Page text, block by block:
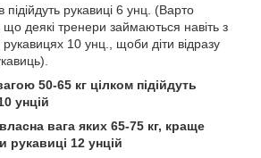
підійдуть рукавиці 6 унц. (Варто
що деякі тренери займаються навіть з
10 унц., щоби діти відразу
50-65 кг цілком підійдуть
унцій
вага яких 65-75 кг, краще
рукавиці 12 унцій